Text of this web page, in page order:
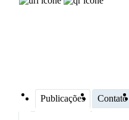
Publicações Contato